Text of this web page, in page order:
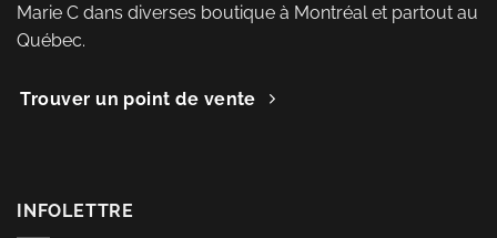
Marie C dans diverses boutique à Montréal et partout au
Québec.
Trouver un point de vente
INFOLETTRE